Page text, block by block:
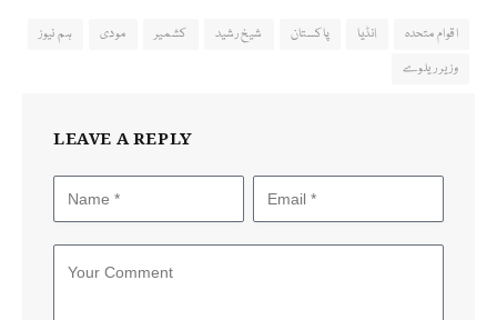
اقوام متحدہ ٰانڈیا پاکستان شیخ رشید کشمیر مودی
ہم نیوز
وزیر ریلوے
LEAVE A REPLY